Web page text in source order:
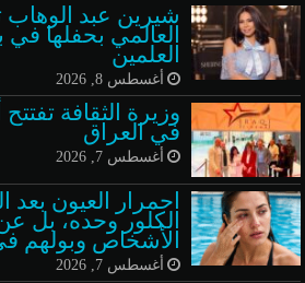
شيرين عبد الوهاب
العالمي بحفلها
العلمين
أغسطس 8, 2026
في العراق
أغسطس 7, 2026
احمرار العيون بعد
الكلور وحده، بل
الأشخاص وبولهم
أغسطس 7, 2026